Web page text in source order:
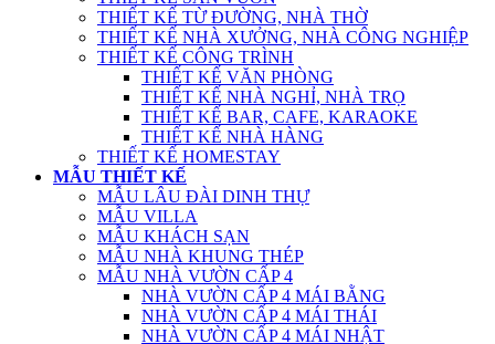
THIẾT KẾ TỪ ĐƯỜNG, NHÀ THỜ
THIẾT KẾ NHÀ XƯỞNG, NHÀ CÔNG NGHIỆP
THIẾT KẾ CÔNG TRÌNH
THIẾT KẾ VĂN PHÒNG
THIẾT KẾ NHÀ NGHỈ, NHÀ TRỌ
THIẾT KẾ BAR, CAFE, KARAOKE
THIẾT KẾ NHÀ HÀNG
THIẾT KẾ HOMESTAY
MẪU THIẾT KẾ
MẪU LÂU ĐÀI DINH THỰ
MẪU VILLA
MẪU KHÁCH SẠN
MẪU NHÀ KHUNG THÉP
MẪU NHÀ VƯỜN CẤP 4
NHÀ VƯỜN CẤP 4 MÁI BẰNG
NHÀ VƯỜN CẤP 4 MÁI THÁI
NHÀ VƯỜN CẤP 4 MÁI NHẬT